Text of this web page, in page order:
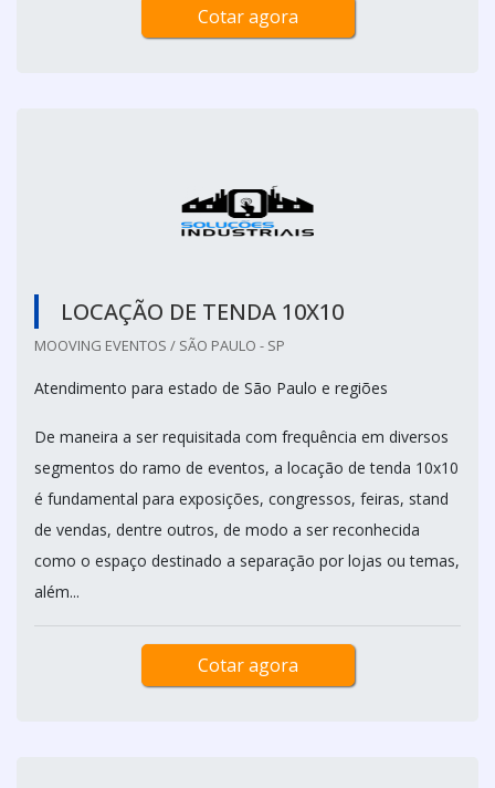
Cotar agora
LOCAÇÃO DE TENDA 10X10
MOOVING EVENTOS / SÃO PAULO - SP
Atendimento para estado de São Paulo e regiões
De maneira a ser requisitada com frequência em diversos
segmentos do ramo de eventos, a locação de tenda 10x10
é fundamental para exposições, congressos, feiras, stand
de vendas, dentre outros, de modo a ser reconhecida
como o espaço destinado a separação por lojas ou temas,
além...
Cotar agora